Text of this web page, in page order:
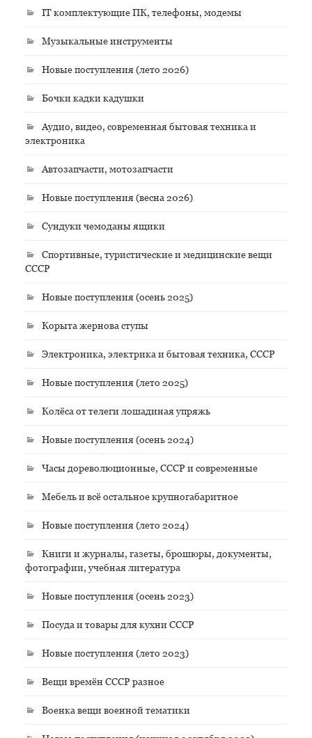
IT комплектующие ПК, телефоны, модемы
Музыкальные инструменты
Новые поступления (лето 2026)
Бочки кадки кадушки
Аудио, видео, современная бытовая техника и
электроника
Автозапчасти, мотозапчасти
Новые поступления (весна 2026)
Сундуки чемоданы ящики
Спортивные, туристические и медицинские вещи
СССР
Новые поступления (осень 2025)
Корыта жернова ступы
Электроника, электрика и бытовая техника, СССР
Новые поступления (лето 2025)
Колёса от телеги лошадиная упряжь
Новые поступления (осень 2024)
Часы дореволюционные, СССР и современные
Мебель и всё остальное крупногабаритное
Новые поступления (лето 2024)
Книги и журналы, газеты, брошюры, документы,
фотографии, учебная литература
Новые поступления (осень 2023)
Посуда и товары для кухни СССР
Новые поступления (лето 2023)
Вещи времён СССР разное
Военка вещи военной тематики